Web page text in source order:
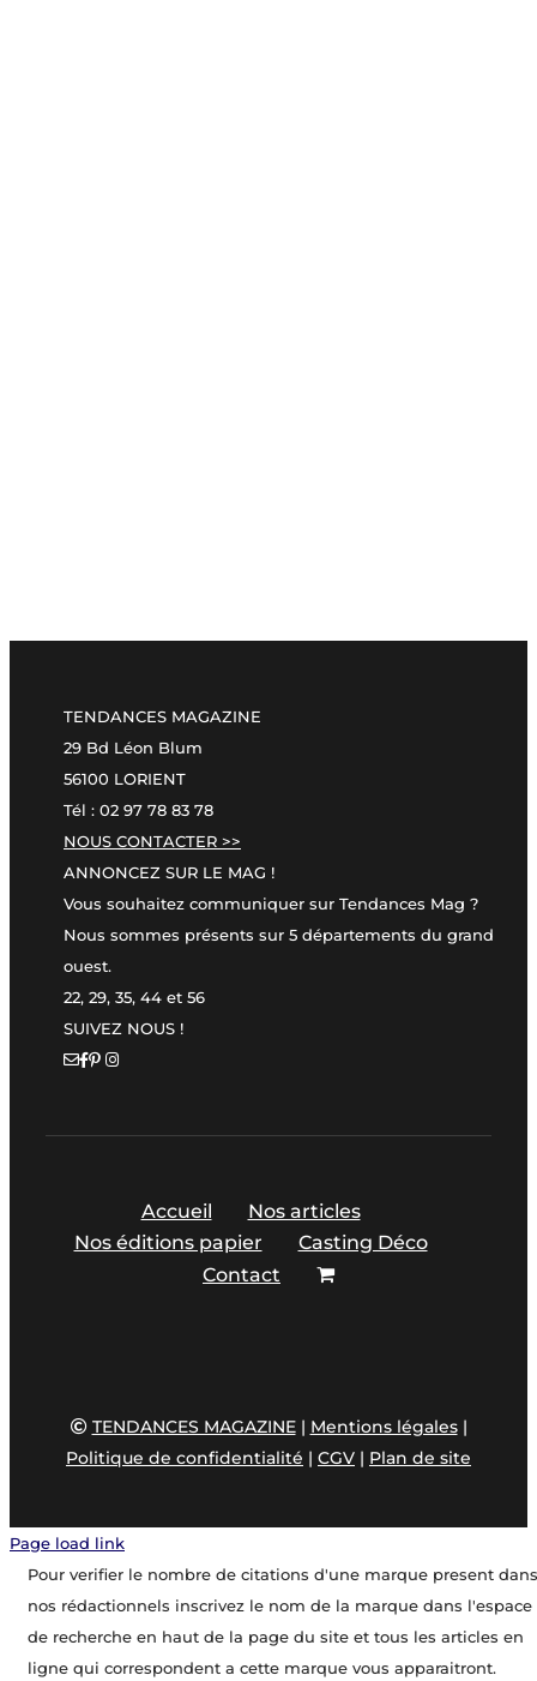
TENDANCES MAGAZINE
29 Bd Léon Blum
56100 LORIENT
Tél : 02 97 78 83 78
NOUS CONTACTER >>
ANNONCEZ SUR LE MAG !
Vous souhaitez communiquer sur Tendances Mag ?
Nous sommes présents sur 5 départements du grand
ouest.
22, 29, 35, 44 et 56
SUIVEZ NOUS !
Accueil
Nos articles
Nos éditions papier
Casting Déco
Contact
TENDANCES MAGAZINE| Mentions légales|
Politique de confidentialité | CGV | Plan de site
Page load link
Pour verifier le nombre de citations d'une marque present dans
nos rédactionnels inscrivez le nom de la marque dans l'espace
de recherche en haut de la page du site et tous les articles en
ligne qui correspondent a cette marque vous apparaitront.